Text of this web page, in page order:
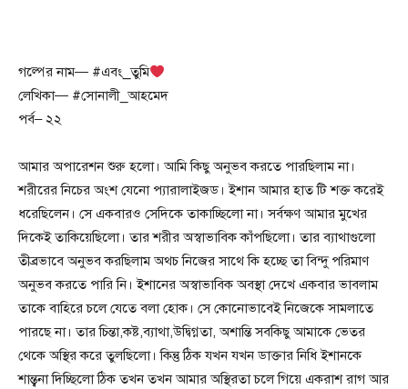
গল্পের নাম— #এবং_তুমি
লেখিকা— #সোনালী_আহমেদ
পর্ব– ২২
আমার অপারেশন শুরু হলো। আমি কিছু অনুভব করতে পারছিলাম না।
শরীরের নিচের অংশ যেনো প্যারালাইজড। ইশান আমার হাত টি শক্ত করেই
ধরেছিলেন। সে একবারও সেদিকে তাকাচ্ছিলো না। সর্বক্ষণ আমার মুখের
দিকেই তাকিয়েছিলো। তার শরীর অস্বাভাবিক কাঁপছিলো। তার ব্যাথাগুলো
তীব্রভাবে অনুভব করছিলাম অথচ নিজের সাথে কি হচ্ছে তা বিন্দু পরিমাণ
অনুভব করতে পারি নি। ইশানের অস্বাভাবিক অবস্থা দেখে একবার ভাবলাম
তাকে বাহিরে চলে যেতে বলা হোক। সে কোনোভাবেই নিজেকে সামলাতে
পারছে না। তার চিন্তা,কষ্ট,ব্যাথা,উদ্বিগ্নতা, অশান্তি সবকিছু আমাকে ভেতর
থেকে অস্থির করে তুলছিলো। কিন্তু ঠিক যখন যখন ডাক্তার নিধি ইশানকে
শান্ত্বনা দিচ্ছিলো ঠিক তখন তখন আমার অস্থিরতা চলে গিয়ে একরাশ রাগ আর